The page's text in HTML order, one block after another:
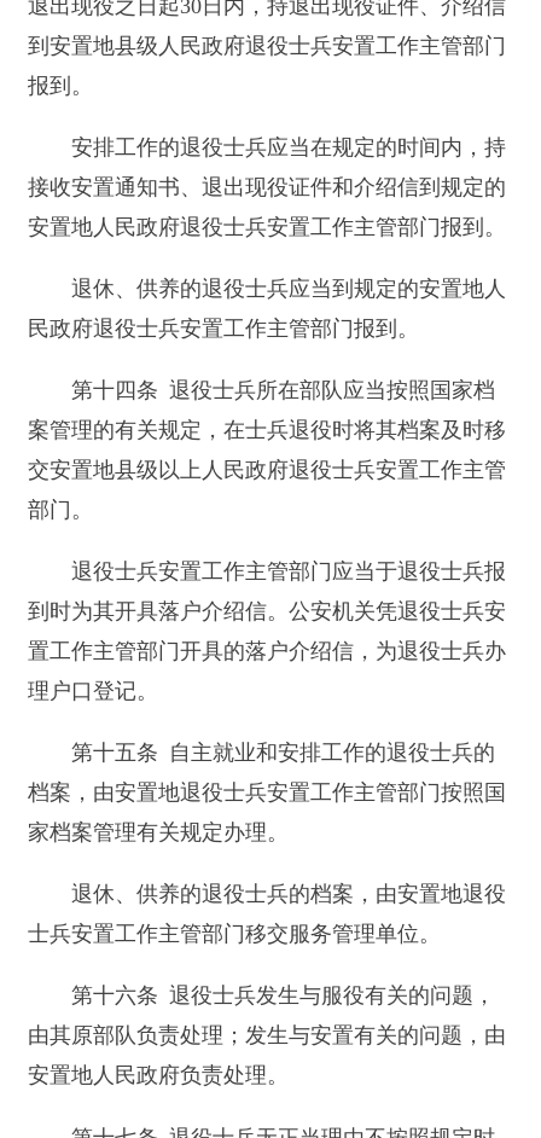
退役士兵安置工作主管部门应当于退役士兵报
到时为其开具落户介绍信。公安机关凭退役士兵安
置工作主管部门开具的落户介绍信，为退役士兵办
档案，由安置地退役士兵安置工作主管部门按照国
家档案管理有关规定办理。
退休、供养的退役士兵的档案，由安置地退役
士兵安置工作主管部门移交服务管理单位。
第十六条 退役士兵发生与服役有关的问题，
由其原部队负责处理；发生与安置有关的问题，由
安置地人民政府负责处理。
第十七条 退役士兵无正当理由不按照规定时
第三章 安置
第一节 自主就业
第十八条 义务兵和服现役不满12年的士官退
出现役的，由人民政府扶持自主就业。
第十九条 对自主就业的退役士兵，由部队发
给一次性退役金，一次性退役金由中央财政专项安
补助，经济补助标准及发放办法由省、自治区、直
辖市人民政府规定。
一次性退役金和一次性经济补助按照国家规定
免征个人所得税。
各级人民政府应当加强对退役士兵自主就业的